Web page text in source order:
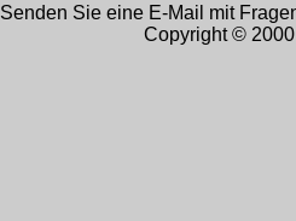
Senden Sie eine E-Mail mit
Copyright ©